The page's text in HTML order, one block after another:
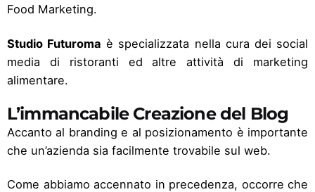
Food Marketing.
Studio Futuroma è specializzata nella cura dei social
media di ristoranti ed altre attività di marketing
alimentare.
L’immancabile Creazione del Blog
Accanto al branding e al posizionamento è importante
che un’azienda sia facilmente trovabile sul web.
Come abbiamo accennato in precedenza, occorre che